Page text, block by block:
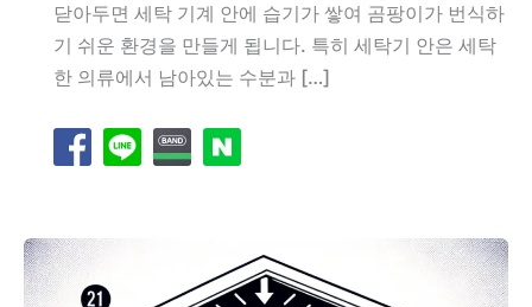
닫아두면 세탁 기계 안에 습기가 쌓여 곰팡이가 번식하
기 쉬운 환경을 만들게 됩니다. 특히 세탁기 안은 세탁
한 의류에서 남아있는 수분과 […]